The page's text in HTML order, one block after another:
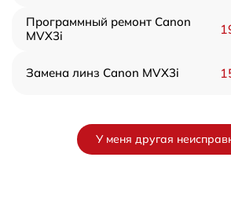
Программный ремонт Canon
MVX3i
Замена линз Canon MVX3i
У меня другая